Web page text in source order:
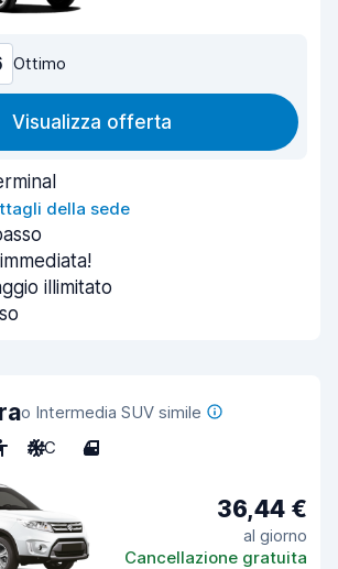
Ottimo
Visualizza offerta
della sede
illimitato
o Intermedia SUV simile
A/C 4
36,44 €
al giorno
Cancellazione gratuita